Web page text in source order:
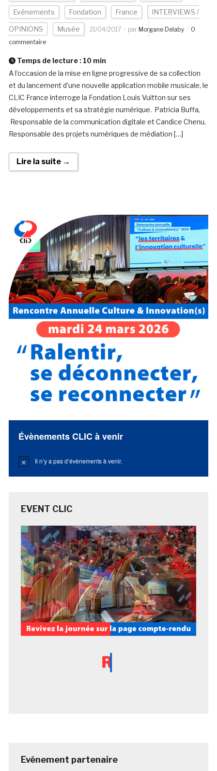
Evénements Fondation France INTERVIEWS /
OPINIONS Musée 21/04/2017 par Morgane Delaby
0
commentaire
Temps de lecture : 10 min
A l’occasion de la mise en ligne progressive de sa collection
et du lancement d’une nouvelle application mobile musicale, le
CLIC France interroge la Fondation Louis Vuitton sur ses
développements et sa stratégie numérique. Patricia Buffa,
Responsable de la communication digitale et Candice Chenu,
Responsable des projets numériques de médiation […]
Lire la suite →
Évènements CLIC à venir
Notice Il n’y a pas d’évènements à venir.
EVENT CLIC
Evénement partenaire